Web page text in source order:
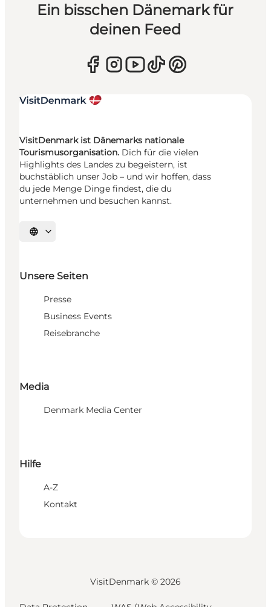
Ein bisschen Dänemark für
deinen Feed
VisitDenmark ist Dänemarks nationale
Tourismusorganisation. Dich für die vielen
Highlights des Landes zu begeistern, ist
buchstäblich unser Job – und wir hoffen, dass
du jede Menge Dinge findest, die du
unternehmen und besuchen kannst.
Sprache auswählen
Unsere Seiten
Presse
Business Events
Reisebranche
Media
Denmark Media Center
Hilfe
A-Z
Kontakt
VisitDenmark © 2026